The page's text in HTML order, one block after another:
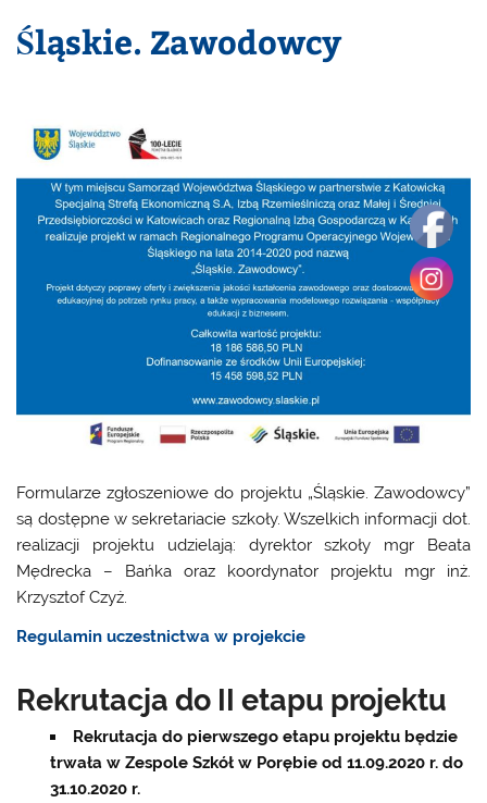
Śląskie. Zawodowcy
Formularze zgłoszeniowe do projektu „Śląskie. Zawodowcy”
są dostępne w sekretariacie szkoły. Wszelkich informacji dot.
realizacji projektu udzielają: dyrektor szkoły mgr Beata
Mędrecka – Bańka oraz koordynator projektu mgr inż.
Krzysztof Czyż.
Regulamin uczestnictwa w projekcie
Rekrutacja do II etapu projektu
Rekrutacja do pierwszego etapu projektu będzie
trwała w Zespole Szkół w Porębie od 11.09.2020 r. do
31.10.2020 r.